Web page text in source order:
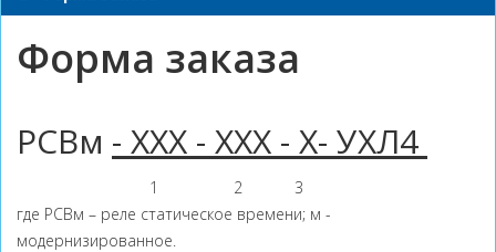
Форма заказа
РСВм - ХХХ - ХХХ - Х- УХЛ4
1 2
3
где РСВм – реле статическое времени; м -
модернизированное.